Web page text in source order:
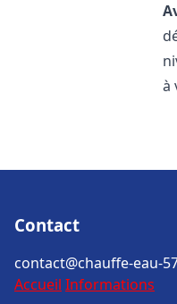
à
Contact
contact@chauffe-eau-
Accueil Informations